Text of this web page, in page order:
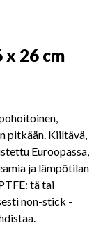
x 26 cm
pitkään. Kiiltävä,
Euroopassa,
ja lämpötilan
tä tai
non-stick -